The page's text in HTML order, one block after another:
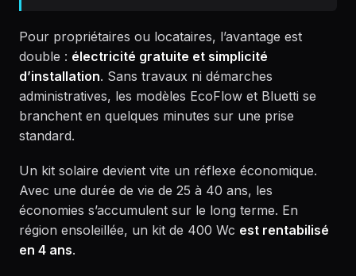
Pour propriétaires ou locataires, l’avantage est
double : électricité gratuite et simplicité
d’installation. Sans travaux ni démarches
administratives, les modèles EcoFlow et Bluetti se
branchent en quelques minutes sur une prise
standard.
Un kit solaire devient vite un réflexe économique.
Avec une durée de vie de 25 à 40 ans, les
économies s’accumulent sur le long terme. En
région ensoleillée, un kit de 400 Wc est rentabilisé
en 4 ans.